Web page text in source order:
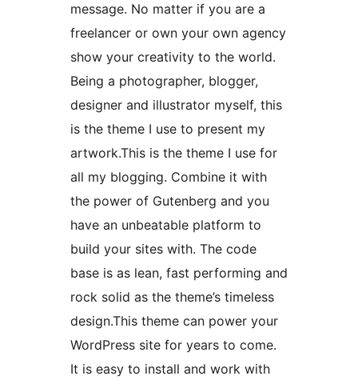
message. No matter if you are a
freelancer or own your own agency
show your creativity to the world.
Being a photographer, blogger,
designer and illustrator myself, this
is the theme I use to present my
artwork.This is the theme I use for
all my blogging. Combine it with
the power of Gutenberg and you
have an unbeatable platform to
build your sites with. The code
base is as lean, fast performing and
rock solid as the theme’s timeless
design.This theme can power your
WordPress site for years to come.
It is easy to install and work with